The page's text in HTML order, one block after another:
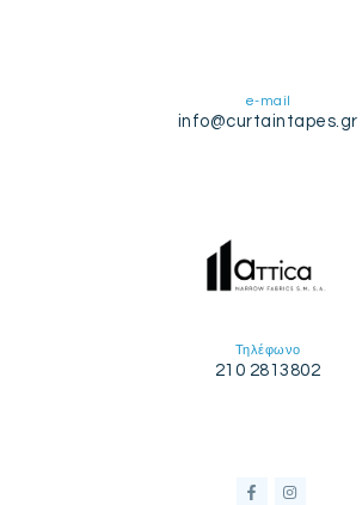
e-mail
info@curtaintapes.gr
Τηλέφωνο
210 2813802